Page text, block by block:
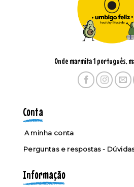
Onde marmita 1 português,
Conta
A minha conta
Perguntas e respostas -
Informação